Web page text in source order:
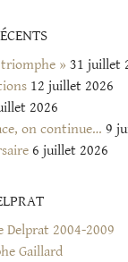
» 31 juillet
12 juillet 2026
2026
on continue… 9
6 juillet 2026
Delprat 2004-2009
Gaillard